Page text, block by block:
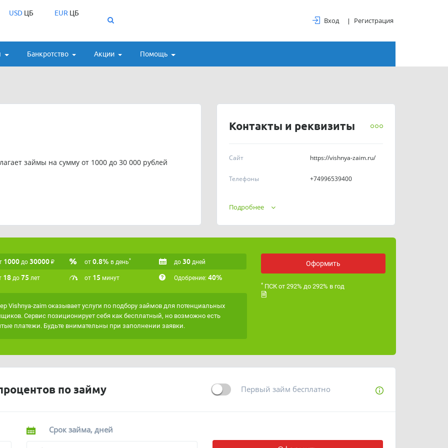
USDЦБ EUR ЦБ
Вход Регистрация
Банкротство Акции Помощь
Контакты и реквизиты
Сайт https://vishnya-zaim.ru/
Телефоны +74996539400
Подробнее
займы на сумму от 1000 до 30 000 рублей
однако обращаем ваше внимание, что
услуги или комиссия за подбор займа.
точно подходить под ваши критерии,
"Умная витрина".
1000 до 30000 ₽ от 0.8% в день* до 30 дней
18 до 75 лет от 15 минут Одобрение: 40%
Vishnya-zaim оказывает услуги по подбору займов для потенциальных
Сервис позиционирует себя как бесплатный, но возможно есть
платежи. Будьте внимательны при заполнении заявки.
Оформить
* ПСК от 292% до 292% в год
по займу Первый займ бесплатно
Срок займа, дней